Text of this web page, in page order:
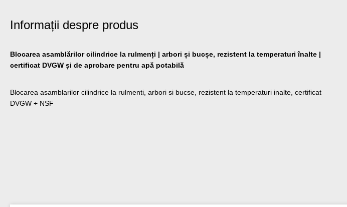
Informații despre produs
Blocarea asamblărilor cilindrice la rulmenți | arbori și bucșe, rezistent la temperaturi înalte |
certificat DVGW și de aprobare pentru apă potabilă
Blocarea asamblarilor cilindrice la rulmenti, arbori si bucse, rezistent la temperaturi inalte, certificat
DVGW + NSF